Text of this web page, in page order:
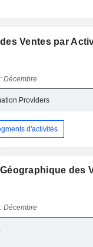
Ventes par
Décembre
Providers
d'activités
des
Décembre